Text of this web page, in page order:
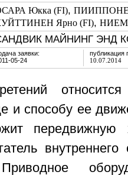
Юкка (FI),
Ярно (FI),
МАЙНИНГ ЭНД
заявки:
05-24
публикация
10.07.2014
и способу ее
внутреннего